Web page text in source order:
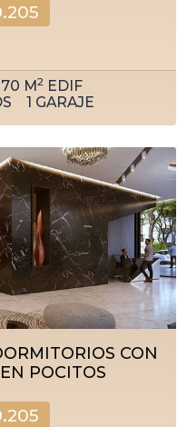
70 M2 EDIF
1 GARAJE
CON
POCITOS